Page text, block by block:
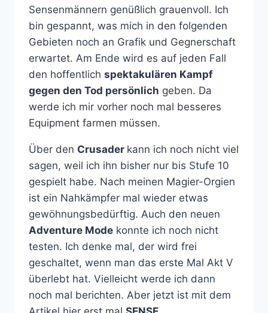
Sensenmännern genüßlich grauenvoll. Ich
bin gespannt, was mich in den folgenden
Gebieten noch an Grafik und Gegnerschaft
erwartet. Am Ende wird es auf jeden Fall
den hoffentlich spektakulären Kampf
gegen den Tod persönlich geben. Da
werde ich mir vorher noch mal besseres
Equipment farmen müssen.
Über den Crusader kann ich noch nicht viel
sagen, weil ich ihn bisher nur bis Stufe 10
gespielt habe. Nach meinen Magier-Orgien
ist ein Nahkämpfer mal wieder etwas
gewöhnungsbedürftig. Auch den neuen
Adventure Mode konnte ich noch nicht
testen. Ich denke mal, der wird frei
geschaltet, wenn man das erste Mal Akt V
überlebt hat. Vielleicht werde ich dann
noch mal berichten. Aber jetzt ist mit dem